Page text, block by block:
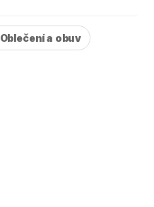
Oblečení a obuv